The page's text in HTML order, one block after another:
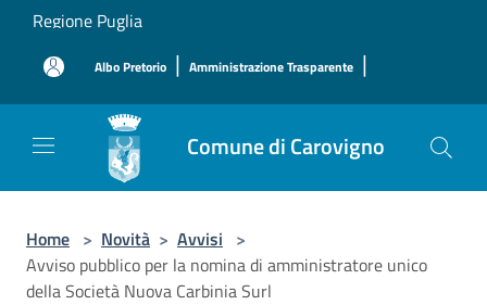
Salta al contenuto principale
Regione Puglia
Albo Pretorio | Amministrazione Trasparente |
Comune di Carovigno
Home > Novità > Avvisi >
Avviso pubblico per la nomina di amministratore unico
della Società Nuova Carbinia Surl